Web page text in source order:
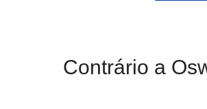
Contrário a